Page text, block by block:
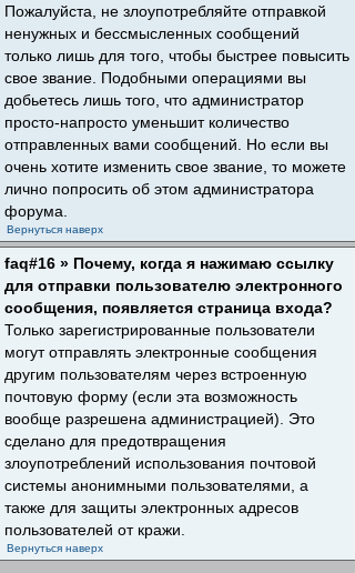
Пожалуйста, не злоупотребляйте отправкой
ненужных и бессмысленных сообщений
только лишь для того, чтобы быстрее повысить
свое звание. Подобными операциями вы
добьетесь лишь того, что администратор
просто-напросто уменьшит количество
отправленных вами сообщений. Но если вы
очень хотите изменить свое звание, то можете
лично попросить об этом администратора
форума.
Вернуться наверх
faq#16 » Почему, когда я нажимаю ссылку
для отправки пользователю электронного
сообщения, появляется страница входа?
Только зарегистрированные пользователи
могут отправлять электронные сообщения
другим пользователям через встроенную
почтовую форму (если эта возможность
вообще разрешена администрацией). Это
сделано для предотвращения
злоупотреблений использования почтовой
системы анонимными пользователями, а
также для защиты электронных адресов
пользователей от кражи.
Вернуться наверх